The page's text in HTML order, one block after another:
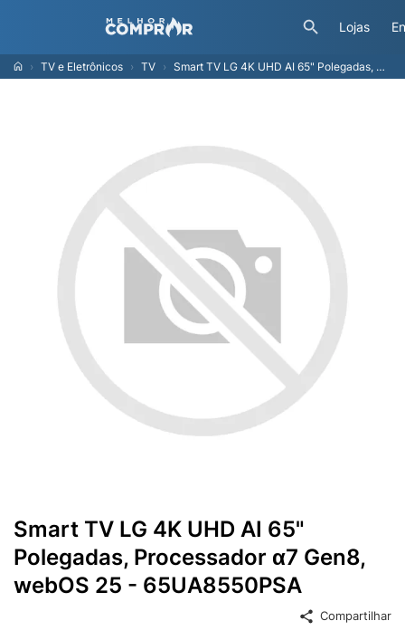
Lojas
TV e Eletrônicos TV Smart TV LG 4K UHD AI 65" Polegadas, Processador α7 Gen8, webOS 25 - 65UA8550PSA
Smart TV LG 4K UHD AI 65"
Polegadas, Processador α7 Gen8,
webOS 25 - 65UA8550PSA
Compartilhar